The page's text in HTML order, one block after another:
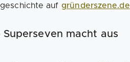
auf gründerszene.de
macht aus